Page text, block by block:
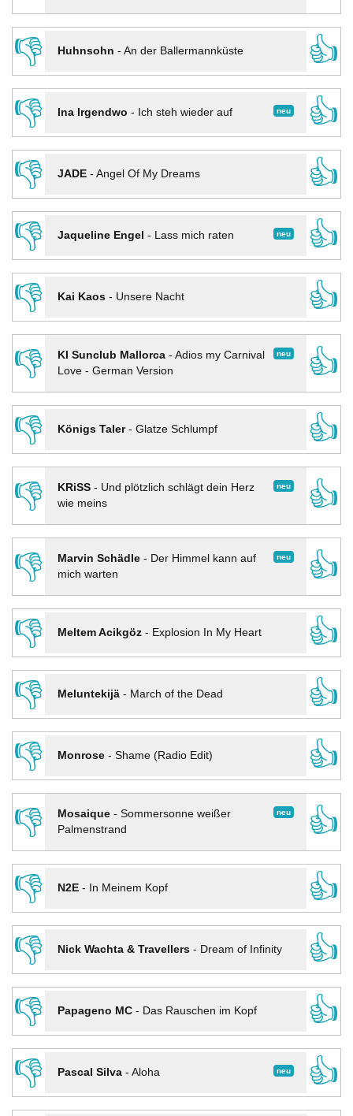
👎
Huhnsohn - An der Ballermannküste
👍
👎
neu
Ina Irgendwo - Ich steh wieder auf
👍
👎
JADE- Angel Of My Dreams
👍
👎
neu
Jaqueline Engel - Lass mich raten
👍
👎
Kai Kaos- Unsere Nacht
👍
👎
neu
KI Sunclub Mallorca- Adios my Carnival
Love - German Version
👍
👎
Königs Taler- Glatze Schlumpf
👍
👎
neu
KRiSS- Und plötzlich schlägt dein Herz
wie meins
👍
👎 neu
Marvin Schädle- Der Himmel kann auf
mich warten
👍
👎
Meltem Acikgöz- Explosion In My Heart
👍
👎
Meluntekijä- March of the Dead
👍
👎
Monrose- Shame (Radio Edit)
👍
👎
neu
Mosaique- Sommersonne weißer
Palmenstrand
👍
👎
N2E- In Meinem Kopf
👍
👎
Nick Wachta & Travellers- Dream of Infinity
👍
👎
Papageno MC- Das Rauschen im Kopf
👍
👎
neu
Pascal Silva- Aloha
👍